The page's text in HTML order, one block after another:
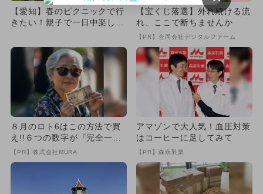
【愛知】春のピクニックで行
きたい！親子で一日中楽しめ
選
【宝くじ落選】外れ続ける流
れ、ここで断ちませんか
【PR】合同会社デジタルファーム
８月のロト6はこの方法で買
え!!６つの数字が『完全一
致』する方法
【PR】株式会社MURA
アマゾンで大人気！血圧対策
はコーヒーに足してみて
【PR】森永乳業